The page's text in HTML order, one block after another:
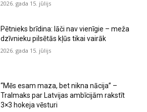
2026. gada 15. jūlijs
Pētnieks brīdina: lāči nav vienīgie – meža
dzīvnieku pilsētās kļūs tikai vairāk
2026. gada 15. jūlijs
“Mēs esam maza, bet nikna nācija” –
Tralmaks par Latvijas ambīcijām rakstīt
3×3 hokeja vēsturi